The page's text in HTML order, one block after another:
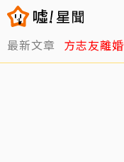
最新文章 方志友離婚